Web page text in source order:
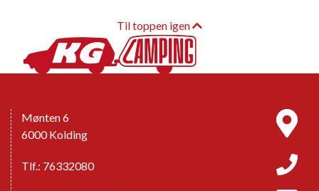
Til toppen igen
Mønten 6
6000 Kolding
Tlf.: 76332080